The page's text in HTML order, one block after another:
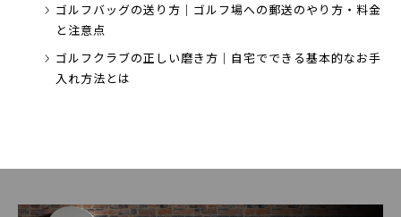
ゴルフバッグの送り方｜ゴルフ場への郵送のやり方・料金
と注意点
ゴルフクラブの正しい磨き方｜自宅でできる基本的なお手
入れ方法とは